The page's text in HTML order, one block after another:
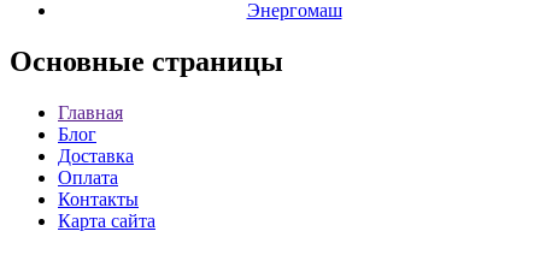
Энергомаш
Основные страницы
Главная
Блог
Доставка
Оплата
Контакты
Карта сайта